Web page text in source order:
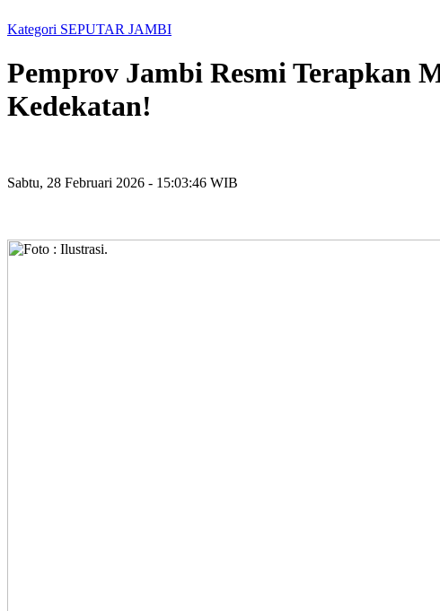
Kategori SEPUTAR JAMBI
Pemprov Jambi Resmi Terapkan
Kedekatan!
Sabtu, 28 Februari 2026 - 15:03:46 WIB